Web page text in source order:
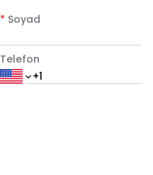
* Soyad
Telefon